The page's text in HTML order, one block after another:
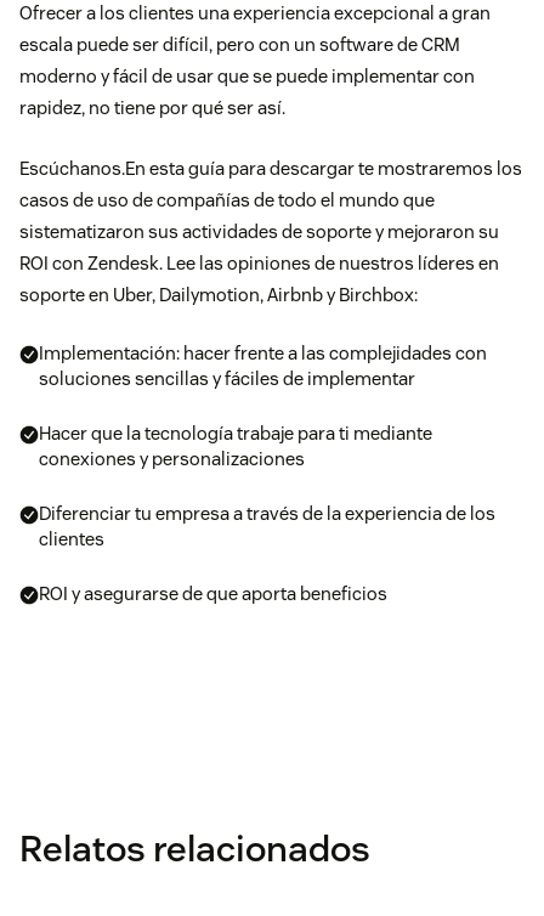
Ofrecer a los clientes una experiencia excepcional a gran
escala puede ser difícil, pero con un software de CRM
moderno y fácil de usar que se puede implementar con
rapidez, no tiene por qué ser así.
Escúchanos.En esta guía para descargar te mostraremos los
casos de uso de compañías de todo el mundo que
sistematizaron sus actividades de soporte y mejoraron su
ROI con Zendesk. Lee las opiniones de nuestros líderes en
soporte en Uber, Dailymotion, Airbnb y Birchbox:
Implementación: hacer frente a las complejidades con
soluciones sencillas y fáciles de implementar
Hacer que la tecnología trabaje para ti mediante
conexiones y personalizaciones
Diferenciar tu empresa a través de la experiencia de los
clientes
ROI y asegurarse de que aporta beneficios
Relatos relacionados